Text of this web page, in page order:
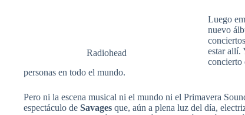
Radiohead
Luego
nuevo
estar allí.
concierto
personas en todo el mundo.
Pero ni la escena musical ni el mundo ni el Primavera
espectáculo de Savages que, aún a plena luz del día,